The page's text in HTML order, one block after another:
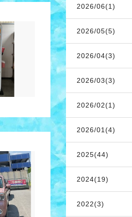
2026/06(1)
2026/05(5)
2026/04(3)
2026/03(3)
2026/02(1)
2026/01(4)
2025(44)
2024(19)
2022(3)